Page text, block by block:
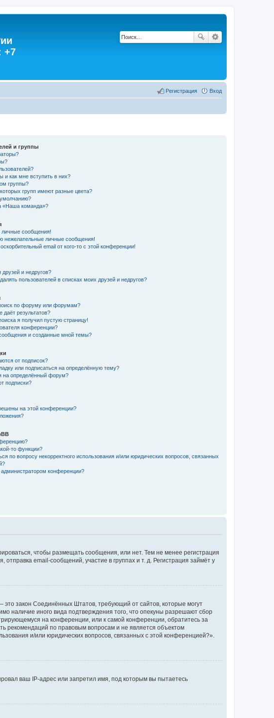
+7
Вход
Регистрация
и группы
и как мне вступить в них?
группы?
групп имеют разные цвета?
умолчанию?
«Наша команда»?
личные сообщения!
нежелательные личные сообщения!
email от кого-то с этой конференции!
друзей и недругов?
пользователей в списках моих друзей и недругов?
по форуму или форумам?
результатов?
я получил пустую страницу!
конференции?
и созданные мной темы?
от подписок?
или подписаться на определённую тему?
на определённый форум?
подписки?
на этой конференции?
то функции?
по вопросу некорректного использования и/или юридических вопросов, связанных
администратором конференции?
чтобы размещать сообщения, или нет. Тем не менее регистрация
email-сообщений, участие в группах и т. д. Регистрация займёт у
это закон Соединённых Штатов, требующий от сайтов, которые могут
наличие иного вида подтверждения того, что опекуны разрешают сбор
на конференции, или к самой конференции, обратитесь за
рекомендаций по правовым вопросам и не является объектом
и/или юридических вопросов, связанных с этой конференцией?».
ваш IP-адрес или запретил имя, под которым вы пытаетесь